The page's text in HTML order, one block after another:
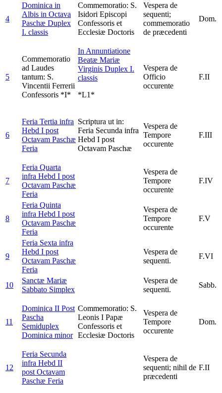
4
Dominica in
Albis in Octava
Paschæ Duplex
I. classis
Commemoratio: S.
Isidori Episcopi
Confessoris et
Ecclesiæ Doctoris
Vespera de
sequenti;
commemoratio
de præcedenti
Dom.
5
Commemoratio
ad Laudes
tantum: S.
Vincentii Ferrerii
Confessoris *I*
In Annuntiatione
Beatæ Mariæ
Virginis Duplex I.
classis
*L1*
Vespera de
Officio
occurente
F.II
6
Feria Tertia infra
Hebd I post
Octavam Paschæ
Feria
Scriptura ut in:
Feria Secunda infra
Hebd I post
Octavam Paschæ
Vespera de
Tempore
occurente
F.III
7
Feria Quarta
infra Hebd I post
Octavam Paschæ
Feria
Vespera de
Tempore
occurente
F.IV
8
Feria Quinta
infra Hebd I post
Octavam Paschæ
Feria
Vespera de
Tempore
occurente
F.V
9
Feria Sexta infra
Hebd I post
Octavam Paschæ
Feria
Vespera de
sequenti.
F.VI
10
Sanctæ Mariæ
Sabbato Simplex
Vespera de
sequenti.
Sabb.
11
Dominica II Post
Pascha
Semiduplex
Dominica minor
Commemoratio: S.
Leonis I Papæ
Confessoris et
Ecclesiæ Doctoris
Vespera de
Tempore
occurente
Dom.
12
Feria Secunda
infra Hebd II
post Octavam
Paschæ Feria
Vespera de
sequenti; nihil de
præcedenti
F.II